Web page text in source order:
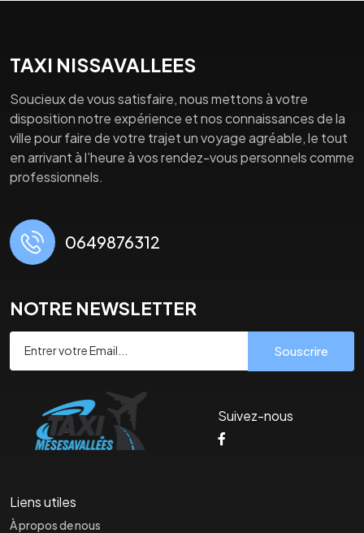
TAXI NISSAVALLEES
Soucieux de vous satisfaire, nous mettons à votre
disposition notre expérience et nos connaissances de la
ville pour faire de votre trajet un voyage agréable, le tout
en arrivant à l’heure à vos rendez-vous personnels comme
professionnels.
0649876312
NOTRE NEWSLETTER
Souscrire
Suivez-nous
Liens utiles
À propos de nous